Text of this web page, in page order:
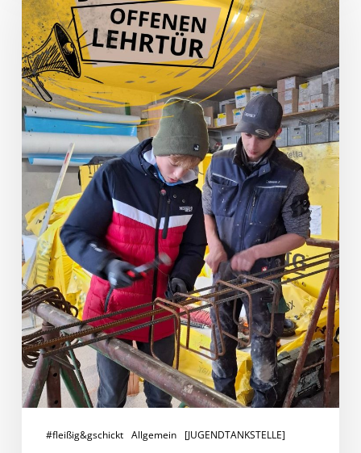
offenen
Lehrtür
#fleißig&gschickt Allgemein [JUGENDTANKSTELLE]